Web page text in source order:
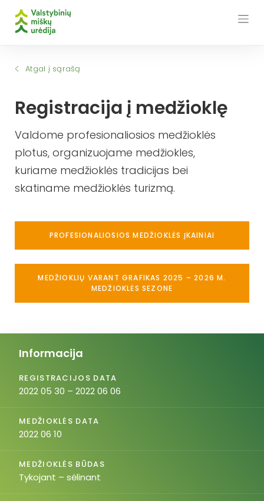
Atgal į sąrašą
Registracija į medžioklę
Valdome profesionaliosios medžioklės
plotus, organizuojame medžiokles,
kuriame medžioklės tradicijas bei
skatiname medžioklės turizmą.
PROFESIONALIOSIOS MEDŽIOKLĖS ĮKAINIAI
MEDŽIOKLIŲ VARANT GRAFIKAS 2025 – 2026 M.
MEDŽIOKLĖS SEZONE
Informacija
REGISTRACIJOS DATA
2022 05 30 – 2022 06 06
MEDŽIOKLĖS DATA
2022 06 10
MEDŽIOKLĖS BŪDAS
Tykojant – sėlinant